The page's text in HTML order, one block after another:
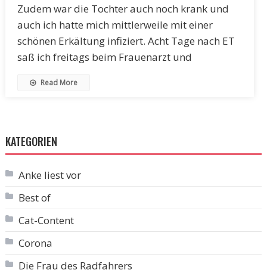
Zudem war die Tochter auch noch krank und
auch ich hatte mich mittlerweile mit einer
schönen Erkältung infiziert. Acht Tage nach ET
saß ich freitags beim Frauenarzt und
Read More
KATEGORIEN
Anke liest vor
Best of
Cat-Content
Corona
Die Frau des Radfahrers